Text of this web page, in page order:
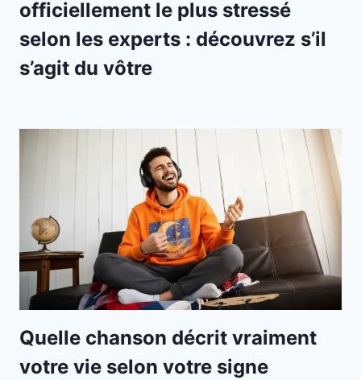
officiellement le plus stressé
selon les experts : découvrez s’il
s’agit du vôtre
Quelle chanson décrit vraiment
votre vie selon votre signe